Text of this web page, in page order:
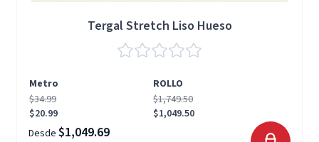
Tergal Stretch Liso Hueso
Metro
ROLLO
$34.99
$20.99
$1,749.50
$1,049.50
Desde $1,049.69